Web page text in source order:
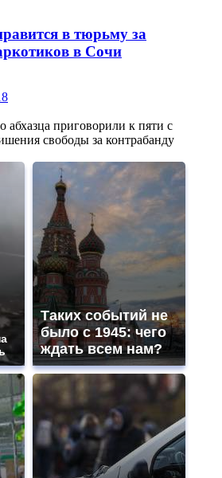
в тюрьму за
в Сочи
абхазца приговорили к пяти с
свободы за контрабанду
Таких событий не
было с 1945: чего
ждать всем нам?